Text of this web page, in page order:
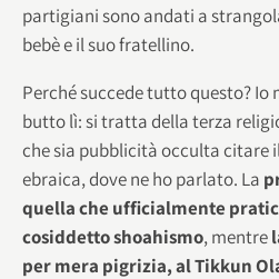
partigiani sono andati a
bebè e il suo fratellino.
Perché succede tutto questo? Io
butto lì: si tratta della terza
che sia pubblicità occulta citare
ebraica, dove ne ho parlato. La
quella che ufficialmente
cosiddetto shoahismo, mentre
per mera pigrizia, al Tikkun